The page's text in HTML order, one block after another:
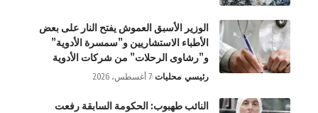
الوزير الأسبق العموش يفتح النار على بعض
الأطباء الاستشاريين و”سمسرة الأدوية”
و”رشاوى الرحلات” من شركات الأدوية
رئيسي محليات 7 أغسطس، 2026
النائب طهبوب: الحكومة السابقة رفعت